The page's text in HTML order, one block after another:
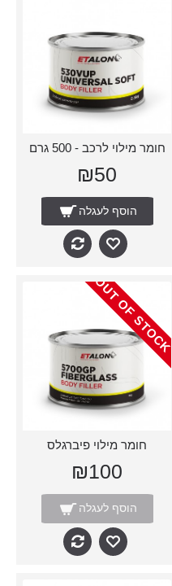
חומר מילוי לרכב - 500 גרם
₪50
הוסף לעגלה
OUT OF STOCK
חומר מילוי פיברגלס
₪100
הוסף לעגלה